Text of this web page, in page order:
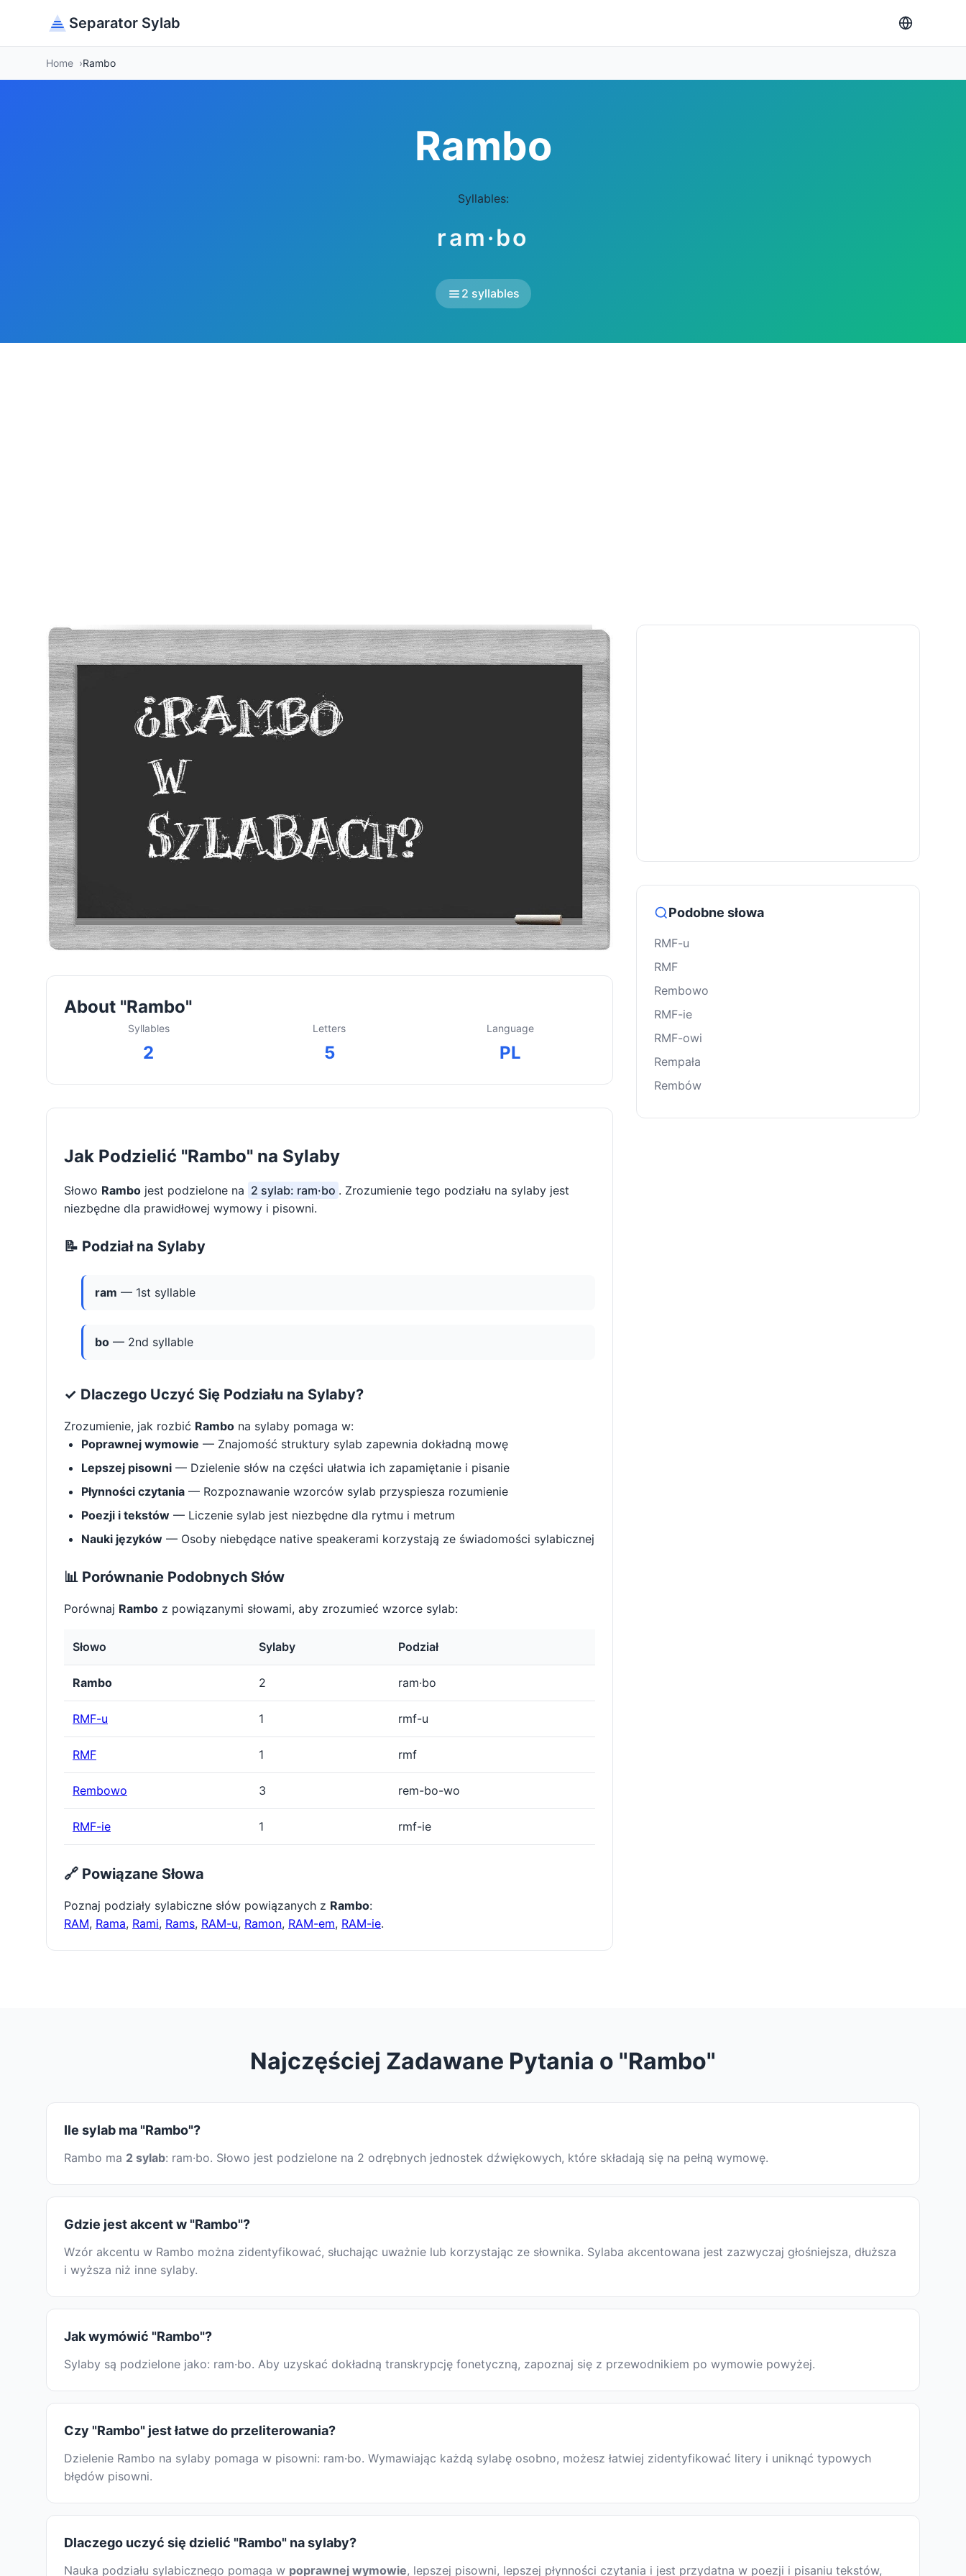
Separator Sylab
Home Rambo
Rambo
Syllables:
ram·bo
2 syllables
About "Rambo"
Syllables
2
Letters
5
Language
PL
Jak Podzielić "Rambo" na Sylaby
Słowo Rambo jest podzielone na 2 sylab: ram·bo . Zrozumienie tego podziału na sylaby jest
niezbędne dla prawidłowej wymowy i pisowni.
📝 Podział na Sylaby
ram — 1st syllable
bo — 2nd syllable
✓ Dlaczego Uczyć Się Podziału na Sylaby?
Zrozumienie, jak rozbić Rambo na sylaby pomaga w:
Poprawnej wymowie — Znajomość struktury sylab zapewnia dokładną mowę
Lepszej pisowni — Dzielenie słów na części ułatwia ich zapamiętanie i pisanie
Płynności czytania — Rozpoznawanie wzorców sylab przyspiesza rozumienie
Poezji i tekstów — Liczenie sylab jest niezbędne dla rytmu i metrum
Nauki języków — Osoby niebędące native speakerami korzystają ze świadomości sylabicznej
📊 Porównanie Podobnych Słów
Porównaj Rambo z powiązanymi słowami, aby zrozumieć wzorce sylab:
Słowo Sylaby Podział
Rambo 2 ram·bo
RMF-u 1 rmf-u
RMF 1 rmf
Rembowo 3 rem-bo-wo
RMF-ie 1 rmf-ie
🔗 Powiązane Słowa
Poznaj podziały sylabiczne słów powiązanych z Rambo:
RAM, Rama, Rami, Rams, RAM-u, Ramon, RAM-em, RAM-ie.
Podobne słowa
RMF-u
RMF
Rembowo
RMF-ie
RMF-owi
Rempała
Rembów
Najczęściej Zadawane Pytania o "Rambo"
Ile sylab ma "Rambo"?
Rambo ma 2 sylab: ram·bo. Słowo jest podzielone na 2 odrębnych jednostek dźwiękowych, które składają się na pełną wymowę.
Gdzie jest akcent w "Rambo"?
Wzór akcentu w Rambo można zidentyfikować, słuchając uważnie lub korzystając ze słownika. Sylaba akcentowana jest zazwyczaj głośniejsza, dłuższa
i wyższa niż inne sylaby.
Jak wymówić "Rambo"?
Sylaby są podzielone jako: ram·bo. Aby uzyskać dokładną transkrypcję fonetyczną, zapoznaj się z przewodnikiem po wymowie powyżej.
Czy "Rambo" jest łatwe do przeliterowania?
Dzielenie Rambo na sylaby pomaga w pisowni: ram·bo. Wymawiając każdą sylabę osobno, możesz łatwiej zidentyfikować litery i uniknąć typowych
błędów pisowni.
Dlaczego uczyć się dzielić "Rambo" na sylaby?
Nauka podziału sylabicznego pomaga w poprawnej wymowie, lepszej pisowni, lepszej płynności czytania i jest przydatna w poezji i pisaniu tekstów,